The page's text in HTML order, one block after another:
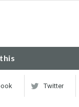
Twitter